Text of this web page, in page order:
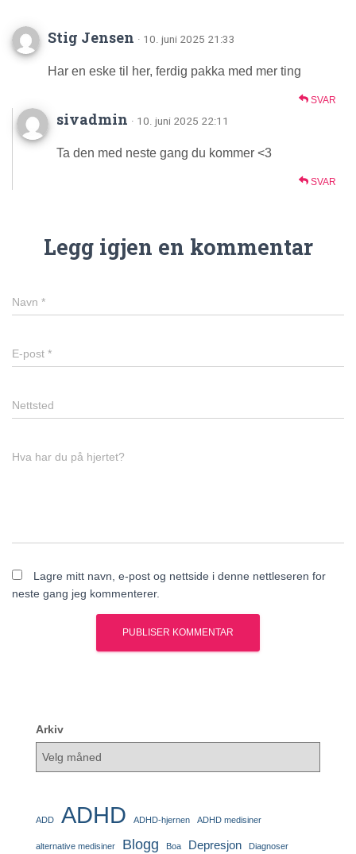
Stig Jensen · 10. juni 2025 21:33
Har en eske til her, ferdig pakka med mer ting
SVAR
sivadmin · 10. juni 2025 22:11
Ta den med neste gang du kommer <3
SVAR
Legg igjen en kommentar
Navn *
E-post *
Nettsted
Hva har du på hjertet?
Lagre mitt navn, e-post og nettside i denne nettleseren for
neste gang jeg kommenterer.
Arkiv
ADD ADHD ADHD-hjernen ADHD medisiner
alternative medisiner Blogg Boa Depresjon Diagnoser